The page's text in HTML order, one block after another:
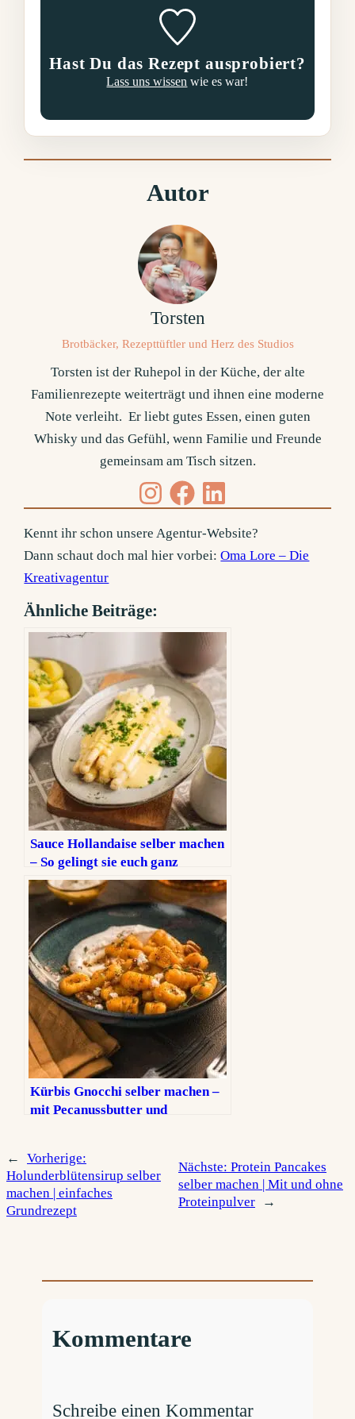
Hast Du das Rezept ausprobiert?
Lass uns wissen wie es war!
Autor
Torsten
Brotbäcker, Rezepttüftler und Herz des Studios
Torsten ist der Ruhepol in der Küche, der alte
Familienrezepte weiterträgt und ihnen eine moderne
Note verleiht. Er liebt gutes Essen, einen guten
Whisky und das Gefühl, wenn Familie und Freunde
gemeinsam am Tisch sitzen.
Kennt ihr schon unsere Agentur-Website?
Dann schaut doch mal hier vorbei:Oma Lore – Die
Kreativagentur
Ähnliche Beiträge:
Sauce Hollandaise selber machen
– So gelingt sie euch ganz
einfach!
Kürbis Gnocchi selber machen –
mit Pecanussbutter und
←
Vorherige:
Holunderblütensirup selber
machen | einfaches
Grundrezept
Nächste:Protein Pancakes
selber machen | Mit und ohne
Proteinpulver
→
Kommentare
Schreibe einen Kommentar